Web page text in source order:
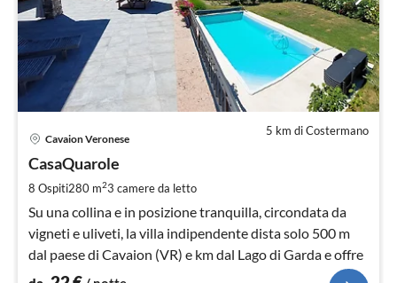
5 km di Costermano
Cavaion Veronese
CasaQuarole
8 Ospiti280 m23 camere da letto
Su una collina e in posizione tranquilla, circondata da
vigneti e uliveti, la villa indipendente dista solo 500 m
dal paese di Cavaion (VR) e km dal Lago di Garda e offre